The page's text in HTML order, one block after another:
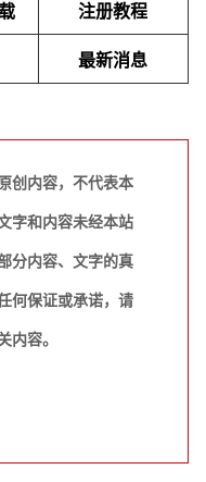
注册教程
最新消息
创内容，不代表本
字和内容未经本站
分内容、文字的真
何保证或承诺，请
内容。